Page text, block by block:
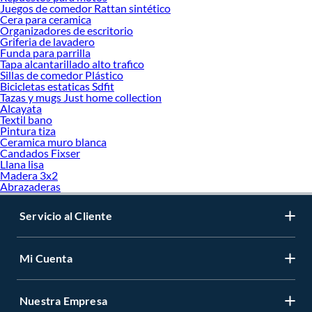
Juegos de comedor Rattan sintético
Cera para ceramica
Organizadores de escritorio
Griferia de lavadero
Funda para parrilla
Tapa alcantarillado alto trafico
Sillas de comedor Plástico
Bicicletas estaticas Sdfit
Tazas y mugs Just home collection
Alcayata
Textil bano
Pintura tiza
Ceramica muro blanca
Candados Fixser
Llana lisa
Madera 3x2
Abrazaderas
Servicio al Cliente
Mi Cuenta
Nuestra Empresa